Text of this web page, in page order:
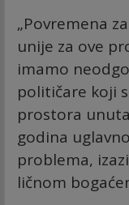
„Povremena
unije za ove
imamo
političare koji
prostora
godina
problema,
ličnom